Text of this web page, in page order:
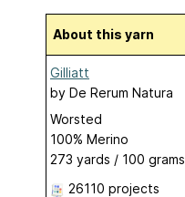
About this yarn
Gilliatt
by De Rerum Natura
Worsted
100% Merino
273 yards / 100 grams
26110 projects